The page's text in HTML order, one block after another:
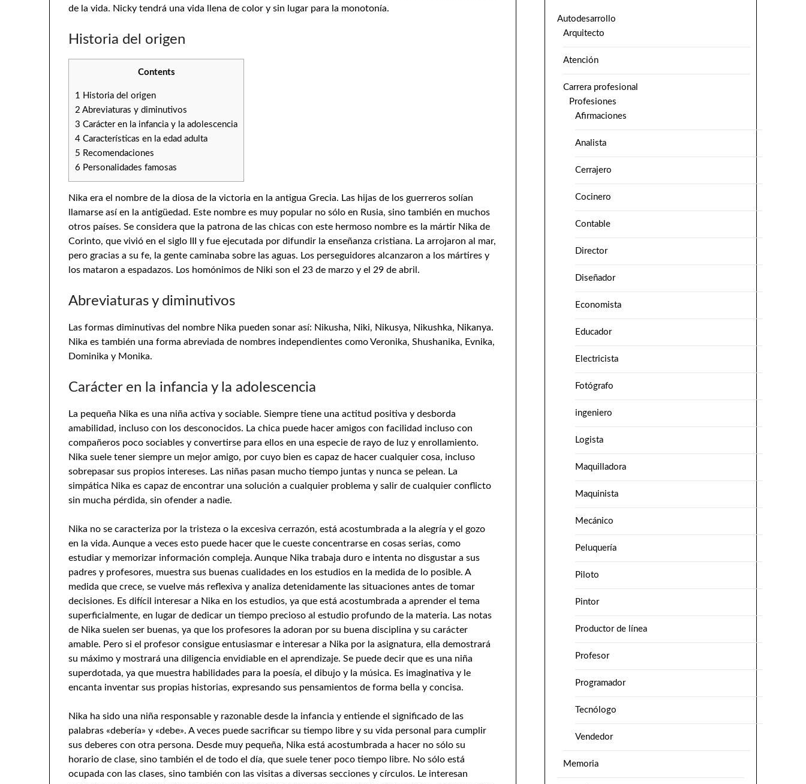
de la vida. Nicky tendrá una vida llena de color y sin lugar para la monotonía.
Historia del origen
Contents
1 Historia del origen
2 Abreviaturas y diminutivos
3 Carácter en la infancia y la adolescencia
4 Características en la edad adulta
5 Recomendaciones
6 Personalidades famosas
Nika era el nombre de la diosa de la victoria en la antigua Grecia. Las hijas de los guerreros solían
llamarse así en la antigüedad. Este nombre es muy popular no sólo en Rusia, sino también en muchos
otros países. Se considera que la patrona de las chicas con este hermoso nombre es la mártir Nika de
Corinto, que vivió en el siglo III y fue ejecutada por difundir la enseñanza cristiana. La arrojaron al mar,
pero gracias a su fe, la gente caminaba sobre las aguas. Los perseguidores alcanzaron a los mártires y
los mataron a espadazos. Los homónimos de Niki son el 23 de marzo y el 29 de abril.
Abreviaturas y diminutivos
Las formas diminutivas del nombre Nika pueden sonar así: Nikusha, Niki, Nikusya, Nikushka, Nikanya.
Nika es también una forma abreviada de nombres independientes como Veronika, Shushanika, Evnika,
Dominika y Monika.
Carácter en la infancia y la adolescencia
La pequeña Nika es una niña activa y sociable. Siempre tiene una actitud positiva y desborda
amabilidad, incluso con los desconocidos. La chica puede hacer amigos con facilidad incluso con
compañeros poco sociables y convertirse para ellos en una especie de rayo de luz y enrollamiento.
Nika suele tener siempre un mejor amigo, por cuyo bien es capaz de hacer cualquier cosa, incluso
sobrepasar sus propios intereses. Las niñas pasan mucho tiempo juntas y nunca se pelean. La
simpática Nika es capaz de encontrar una solución a cualquier problema y salir de cualquier conflicto
sin mucha pérdida, sin ofender a nadie.
Nika no se caracteriza por la tristeza o la excesiva cerrazón, está acostumbrada a la alegría y el gozo
en la vida. Aunque a veces esto puede hacer que le cueste concentrarse en cosas serias, como
estudiar y memorizar información compleja. Aunque Nika trabaja duro e intenta no disgustar a sus
padres y profesores, muestra sus buenas cualidades en los estudios en la medida de lo posible. A
medida que crece, se vuelve más reflexiva y analiza detenidamente las situaciones antes de tomar
decisiones. Es difícil interesar a Nika en los estudios, ya que está acostumbrada a aprender el tema
superficialmente, en lugar de dedicar un tiempo precioso al estudio profundo de la materia. Las notas
de Nika suelen ser buenas, ya que los profesores la adoran por su buena disciplina y su carácter
amable. Pero si el profesor consigue entusiasmar e interesar a Nika por la asignatura, ella demostrará
su máximo y mostrará una diligencia envidiable en el aprendizaje. Se puede decir que es una niña
superdotada, ya que muestra habilidades para la poesía, el dibujo y la música. Es imaginativa y le
encanta inventar sus propias historias, expresando sus pensamientos de forma bella y concisa.
Nika ha sido una niña responsable y razonable desde la infancia y entiende el significado de las
palabras «debería» y «debe». A veces puede sacrificar su tiempo libre y su vida personal para cumplir
sus deberes con otra persona. Desde muy pequeña, Nika está acostumbrada a hacer no sólo su
horario de clase, sino también el de todo el día, que suele tener poco tiempo libre. No sólo está
ocupada con las clases, sino también con las visitas a diversas secciones y círculos. Le interesan
Autodesarrollo
Arquitecto
Atención
Carrera profesional
Profesiones
Afirmaciones
Analista
Cerrajero
Cocinero
Contable
Director
Diseñador
Economista
Educador
Electricista
Fotógrafo
ingeniero
Logista
Maquilladora
Maquinista
Mecánico
Peluquería
Piloto
Pintor
Productor de línea
Profesor
Programador
Tecnólogo
Vendedor
Memoria